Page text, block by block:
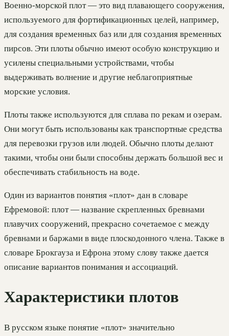
Военно-морской плот — это вид плавающего сооружения,
используемого для фортификационных целей, например,
для создания временных баз или для создания временных
пирсов. Эти плоты обычно имеют особую конструкцию и
усилены специальными устройствами, чтобы
выдерживать волнение и другие неблагоприятные
морские условия.
Плоты также используются для сплава по рекам и озерам.
Они могут быть использованы как транспортные средства
для перевозки грузов или людей. Обычно плоты делают
такими, чтобы они были способны держать большой вес и
обеспечивать стабильность на воде.
Один из вариантов понятия «плот» дан в словаре
Ефремовой: плот — название скрепленных бревнами
плавучих сооружений, прекрасно сочетаемое с между
бревнами и баржами в виде плоскодонного члена. Также в
словаре Брокгауза и Ефрона этому слову также дается
описание вариантов понимания и ассоциаций.
Характеристики плотов
В русском языке понятие «плот» значительно